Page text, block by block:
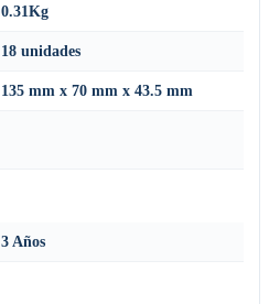
0.31Kg
18 unidades
135 mm x 70 mm x 43.5 mm
3 Años